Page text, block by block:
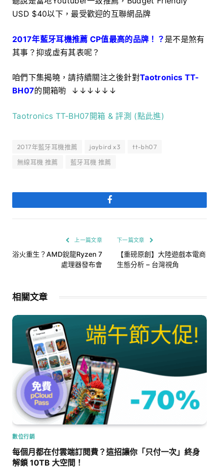
USD $40以下，最受歡迎的互聯網品牌
2017年藍牙耳機推薦 CP值最高的品牌！？ 是不是煞有
其事？抑或虛有其表呢？
咱們下集揭曉，請持續關注之後針對Taotronics TT-
BH07的開箱喲 ↓↓↓↓↓↓
Taotronics TT-BH07開箱 & 評測 (點此進)
2017年藍牙耳機推薦 jaybird x3
tt-bh07
無線耳機 推薦
藍牙耳機 推薦
Facebook
上一篇文章
浴火重生？AMD銳龍Ryzen 7
處理器發布會
下一篇文章
【重磅原創】大陸遊戲本電商
生態分析 – 台灣視角
相關文章
數位行銷
每個月都在付雲端訂閱費？這招讓你「只付一次」終身
解鎖 10TB 大空間！